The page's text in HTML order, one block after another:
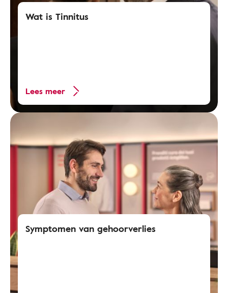
Wat is Tinnitus
Lees meer
Symptomen van gehoorverlies